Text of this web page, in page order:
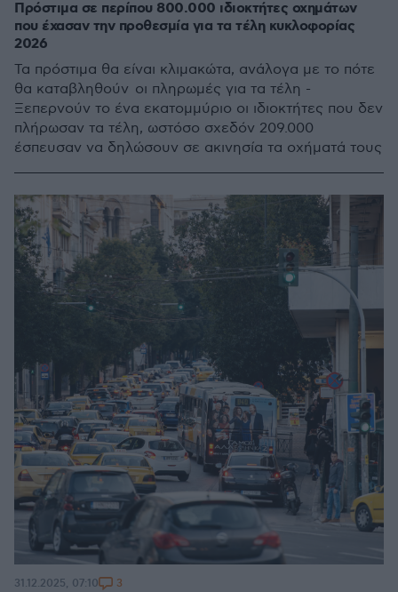
Πρόστιμα σε περίπου 800.000 ιδιοκτήτες οχημάτων
που έχασαν την προθεσμία για τα τέλη κυκλοφορίας
2026
Τα πρόστιμα θα είναι κλιμακώτα, ανάλογα με το πότε
θα καταβληθούν οι πληρωμές για τα τέλη -
Ξεπερνούν το ένα εκατομμύριο οι ιδιοκτήτες που δεν
πλήρωσαν τα τέλη, ωστόσο σχεδόν 209.000
έσπευσαν να δηλώσουν σε ακινησία τα οχήματά τους
31.12.2025, 07:10 3